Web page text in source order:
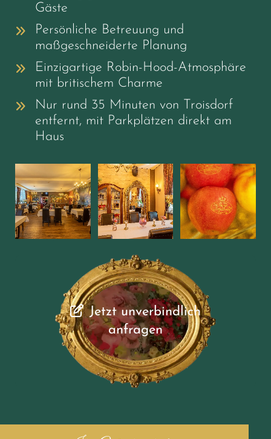
Gäste
Persönliche Betreuung und
maßgeschneiderte Planung
Einzigartige Robin-Hood-Atmosphäre
mit britischem Charme
Nur rund 35 Minuten von Troisdorf
entfernt, mit Parkplätzen direkt am
Haus
Jetzt unverbindlich
anfragen